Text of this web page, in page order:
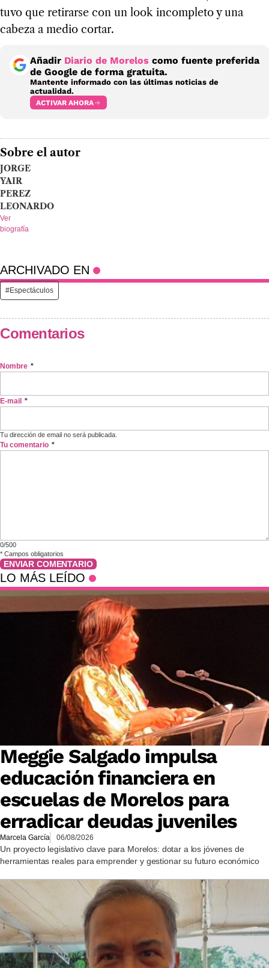
tuvo que retirarse con un look incompleto y una
cabeza a medio cortar.
Añadir Diario de Morelos como fuente preferida
de Google de forma gratuita.
Mantente informado con las últimas noticias de
actualidad.
ACTIVAR AHORA
Sobre el autor
JORGE
YAIR
PEREZ
LEONARDO
Ver
biografía
ARCHIVADO EN
#Espectáculos
Comentarios
Nombre *
E-mail *
Tu dirección de email no será publicada.
Tu comentario *
0/500
* Campos obligatorios
ENVIAR COMENTARIO
LO MÁS LEÍDO
Meggie Salgado impulsa
educación financiera en
escuelas de Morelos para
erradicar deudas juveniles
Marcela García 06/08/2026
Un proyecto legislativo clave para Morelos: dotar a los jóvenes de
herramientas reales para emprender y gestionar su futuro económico